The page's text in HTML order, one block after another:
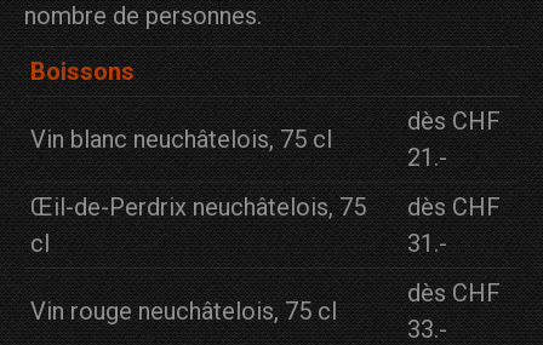
nombre de personnes.
Boissons
Vin blanc neuchâtelois, 75 cl
dès CHF
21.-
Œil-de-Perdrix neuchâtelois, 75
cl
dès CHF
31.-
Vin rouge neuchâtelois, 75 cl
dès CHF
33.-